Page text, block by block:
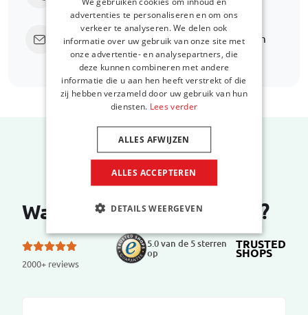
Stuur een e-mailsupport@car-bags.com
Wat zeggen onze klanten?
2000+ reviews
5.0 van de 5 sterren
op
TRUSTED
SHOPS
advertenties te personaliseren en om ons
verkeer te analyseren. We delen ook
informatie over uw gebruik van onze site met
onze advertentie- en analysepartners, die
deze kunnen combineren met andere
informatie die u aan hen heeft verstrekt of die
zij hebben verzameld door uw gebruik van hun
diensten. Lees verder
ALLES ACCEPTEREN
ALLES AFWIJZEN
DETAILS WEERGEVEN